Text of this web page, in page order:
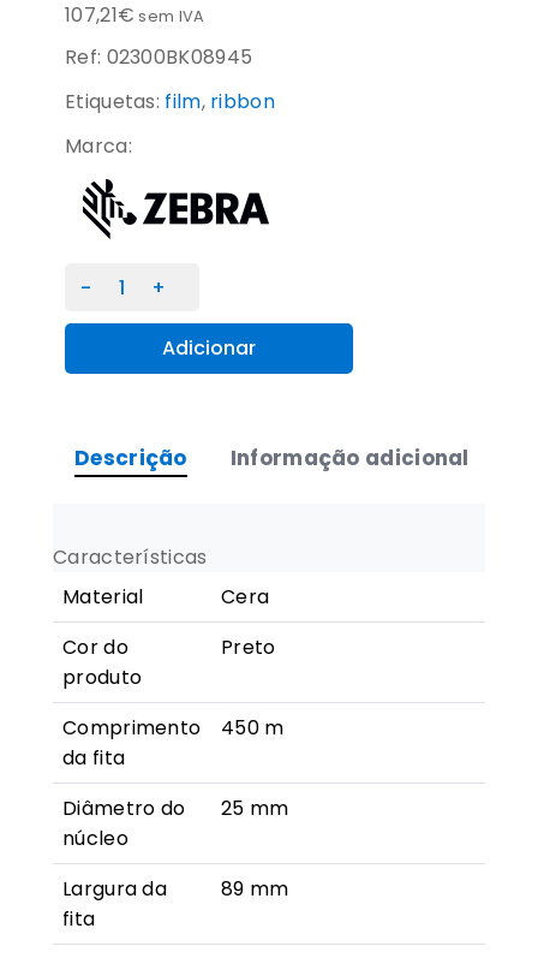
107,21€ sem IVA
Ref: 02300BK08945
Etiquetas: film, ribbon
Marca:
Quantidade
de
Zebra
-
x
450m
Adicionar
Descrição Informação adicional
Características
Material
Cera
Cor do
produto
Preto
Comprimento
da fita
450 m
Diâmetro do
núcleo
25 mm
Largura da
fita
89 mm